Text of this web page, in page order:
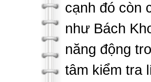
cạnh đó còn
như Bách
năng động
tâm kiểm tra